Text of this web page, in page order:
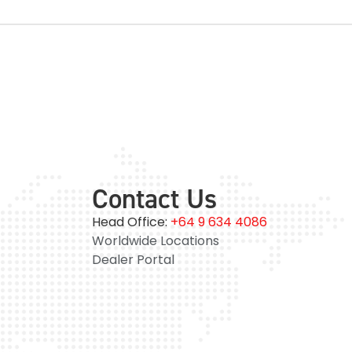
Contact Us
Head Office: +64 9 634 4086
Worldwide Locations
Dealer Portal